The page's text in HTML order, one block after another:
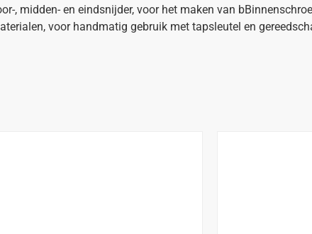
, midden- en eindsnijder, voor het maken van
voor handmatig gebruik met tapsleutel en